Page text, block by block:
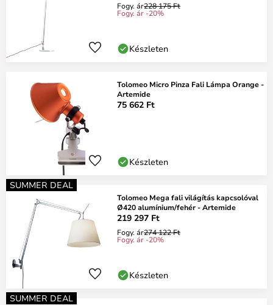
Fogy. ár228 175 Ft
Fogy. ár -20%
Készleten
Tolomeo Micro Pinza Fali Lámpa Orange -
Artemide
75 662 Ft
Készleten
SUMMER DEAL
Tolomeo Mega fali világítás kapcsolóval
Ø420 alumínium/fehér - Artemide
219 297 Ft
Fogy. ár274 122 Ft
Fogy. ár -20%
Készleten
SUMMER DEAL